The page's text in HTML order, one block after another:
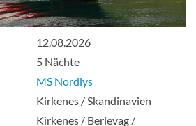
12.08.2026
5 Nächte
MS Nordlys
Kirkenes / Skandinavien
Kirkenes / Berlevag /